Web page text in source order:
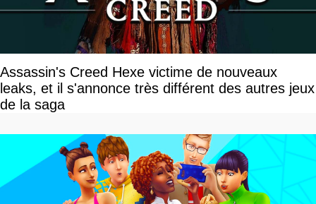
Assassin's Creed Hexe victime de nouveaux
leaks, et il s'annonce très différent des autres jeux
de la saga